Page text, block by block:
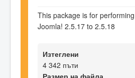
This package is for
Joomla! 2.5.17 to 2.5.18
Изтеглени
4 342 пъти
Размер на файла